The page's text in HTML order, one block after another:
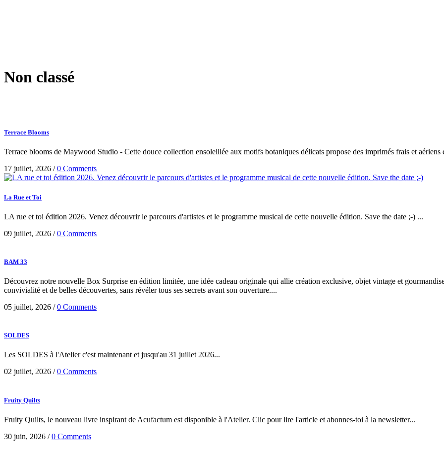
Non classé
Terrace Blooms
Terrace blooms de Maywood Studio - Cette douce collection ensoleillée aux motifs botaniques délicats propose des imprimés frais et
17 juillet, 2026 /0 Comments
La Rue et Toi
LA rue et toi édition 2026. Venez découvrir le parcours d'artistes et le programme musical de cette nouvelle édition. Save the date ;-) ...
09 juillet, 2026 /0 Comments
BAM 33
Découvrez notre nouvelle Box Surprise en édition limitée, une idée cadeau originale qui allie création exclusive, objet vintage et
convivialité et de belles découvertes, sans révéler tous ses secrets avant son ouverture....
05 juillet, 2026 /0 Comments
SOLDES
Les SOLDES à l'Atelier c'est maintenant et jusqu'au 31 juillet 2026...
02 juillet, 2026 /0 Comments
Fruity Quilts
Fruity Quilts, le nouveau livre inspirant de Acufactum est disponible à l'Atelier. Clic pour lire l'article et abonnes-toi à la newsletter...
30 juin, 2026 /0 Comments